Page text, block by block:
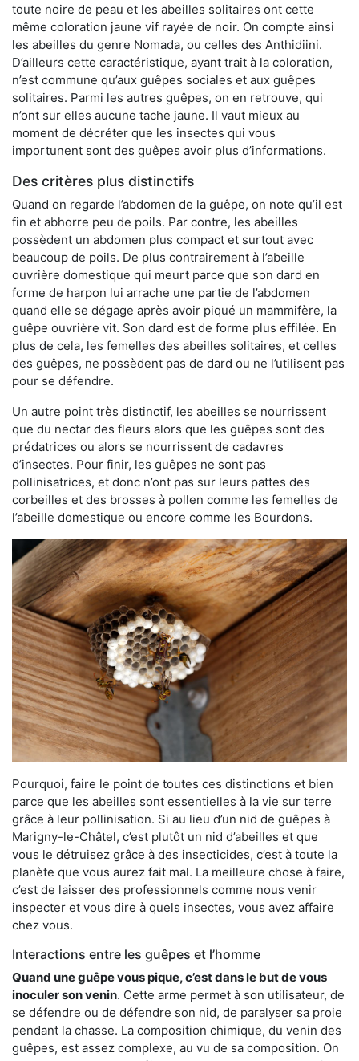
toute noire de peau et les abeilles solitaires ont cette
même coloration jaune vif rayée de noir. On compte ainsi
les abeilles du genre Nomada, ou celles des Anthidiini.
D’ailleurs cette caractéristique, ayant trait à la coloration,
n’est commune qu’aux guêpes sociales et aux guêpes
solitaires. Parmi les autres guêpes, on en retrouve, qui
n’ont sur elles aucune tache jaune. Il vaut mieux au
moment de décréter que les insectes qui vous
importunent sont des guêpes avoir plus d’informations.
Des critères plus distinctifs
Quand on regarde l’abdomen de la guêpe, on note qu’il est
fin et abhorre peu de poils. Par contre, les abeilles
possèdent un abdomen plus compact et surtout avec
beaucoup de poils. De plus contrairement à l’abeille
ouvrière domestique qui meurt parce que son dard en
forme de harpon lui arrache une partie de l’abdomen
quand elle se dégage après avoir piqué un mammifère, la
guêpe ouvrière vit. Son dard est de forme plus effilée. En
plus de cela, les femelles des abeilles solitaires, et celles
des guêpes, ne possèdent pas de dard ou ne l’utilisent pas
pour se défendre.
Un autre point très distinctif, les abeilles se nourrissent
que du nectar des fleurs alors que les guêpes sont des
prédatrices ou alors se nourrissent de cadavres
d’insectes. Pour finir, les guêpes ne sont pas
pollinisatrices, et donc n’ont pas sur leurs pattes des
corbeilles et des brosses à pollen comme les femelles de
l’abeille domestique ou encore comme les Bourdons.
Pourquoi, faire le point de toutes ces distinctions et bien
parce que les abeilles sont essentielles à la vie sur terre
grâce à leur pollinisation. Si au lieu d’un nid de guêpes à
Marigny-le-Châtel, c’est plutôt un nid d’abeilles et que
vous le détruisez grâce à des insecticides, c’est à toute la
planète que vous aurez fait mal. La meilleure chose à faire,
c’est de laisser des professionnels comme nous venir
inspecter et vous dire à quels insectes, vous avez affaire
chez vous.
Interactions entre les guêpes et l’homme
Quand une guêpe vous pique, c’est dans le but de vous
inoculer son venin. Cette arme permet à son utilisateur, de
se défendre ou de défendre son nid, de paralyser sa proie
pendant la chasse. La composition chimique, du venin des
guêpes, est assez complexe, au vu de sa composition. On